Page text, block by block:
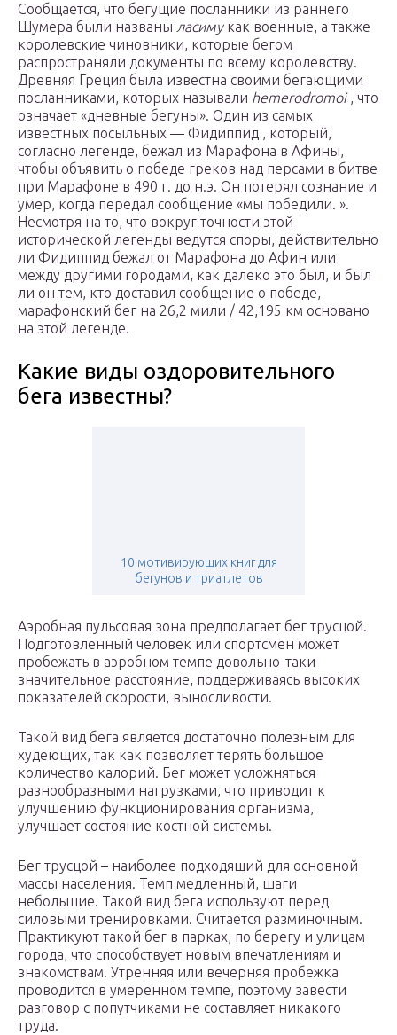
Сообщается, что бегущие посланники из раннего
Шумера были названы ласимукак военные, а также
королевские чиновники, которые бегом
распространяли документы по всему королевству.
Древняя Греция была известна своими бегающими
посланниками, которых называли hemerodromoi, что
означает «дневные бегуны». Один из самых
известных посыльных — Фидиппид , который,
согласно легенде, бежал из Марафона в Афины,
чтобы объявить о победе греков над персами в битве
при Марафоне в 490 г. до н.э. Он потерял сознание и
умер, когда передал сообщение «мы победили. ».
Несмотря на то, что вокруг точности этой
исторической легенды ведутся споры, действительно
ли Фидиппид бежал от Марафона до Афин или
между другими городами, как далеко это был, и был
ли он тем, кто доставил сообщение о победе,
марафонский бег на 26,2 мили / 42,195 км основано
на этой легенде.
Какие виды оздоровительного
бега известны?
10 мотивирующих книг для
бегунов и триатлетов
Аэробная пульсовая зона предполагает бег трусцой.
Подготовленный человек или спортсмен может
пробежать в аэробном темпе довольно-таки
значительное расстояние, поддерживаясь высоких
показателей скорости, выносливости.
Такой вид бега является достаточно полезным для
худеющих, так как позволяет терять большое
количество калорий. Бег может усложняться
разнообразными нагрузками, что приводит к
улучшению функционирования организма,
улучшает состояние костной системы.
Бег трусцой – наиболее подходящий для основной
массы населения. Темп медленный, шаги
небольшие. Такой вид бега используют перед
силовыми тренировками. Считается разминочным.
Практикуют такой бег в парках, по берегу и улицам
города, что способствует новым впечатлениям и
знакомствам. Утренняя или вечерняя пробежка
проводится в умеренном темпе, поэтому завести
разговор с попутчиками не составляет никакого
труда.